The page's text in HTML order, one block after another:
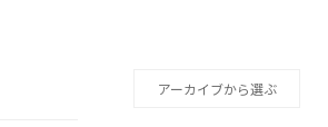
アーカイブから選ぶ